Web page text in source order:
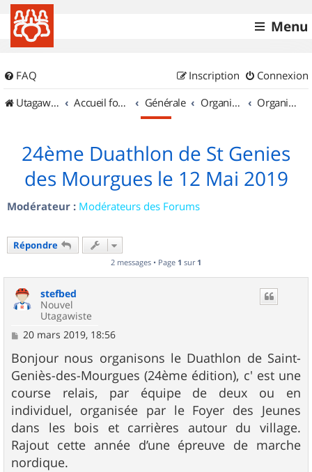
Menu
FAQ Connexion
Inscription
UtagawaVTT (Randos VTT et VTTAE avec traces GPS)
Accueil forum Générale Organisation de sorties & Recherche de partenaires Organisation de sorties en région Languedoc Roussillon
24ème Duathlon de St Genies
des Mourgues le 12 Mai 2019
Modérateur : Modérateurs des Forums
Répondre
2 messages • Page 1 sur 1
stefbed
Nouvel
Utagawiste
M
s
s
a
g
e
20 mars 2019, 18:56
Bonjour nous organisons le Duathlon de Saint-
Geniès-des-Mourgues (24ème édition), c' est une
course relais, par équipe de deux ou en
individuel, organisée par le Foyer des Jeunes
dans les bois et carrières autour du village.
Rajout cette année d’une épreuve de marche
nordique.